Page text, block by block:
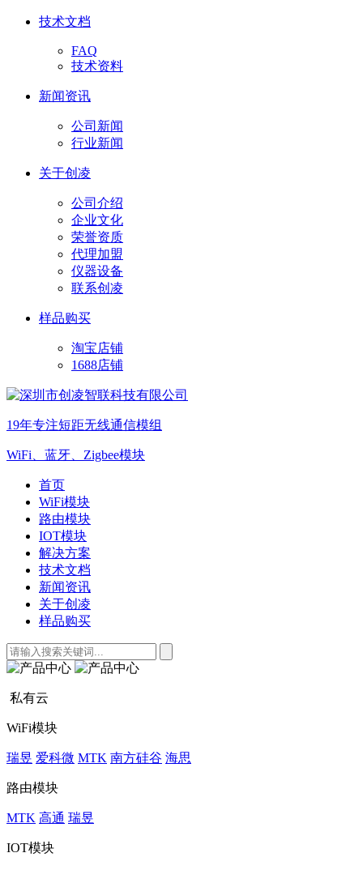
技术文档
FAQ
技术资料
新闻资讯
公司新闻
行业新闻
关于创凌
公司介绍
企业文化
荣誉资质
代理加盟
仪器设备
联系创凌
样品购买
淘宝店铺
1688店铺
19年专注短距无线通信模组
WiFi、蓝牙、Zigbee模块
首页
WiFi模块
路由模块
IOT模块
解决方案
技术文档
新闻资讯
关于创凌
样品购买
私有云
WiFi模块
瑞昱 爱科微 MTK 南方硅谷 海思
路由模块
MTK 高通 瑞昱
IOT模块